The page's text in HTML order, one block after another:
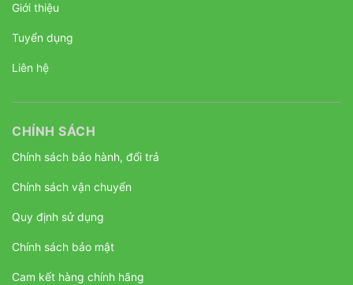
Giới thiệu
Tuyển dụng
Liên hệ
CHÍNH SÁCH
Chính sách bảo hành, đổi trả
Chính sách vận chuyển
Quy định sử dụng
Chính sách bảo mật
Cam kết hàng chính hãng